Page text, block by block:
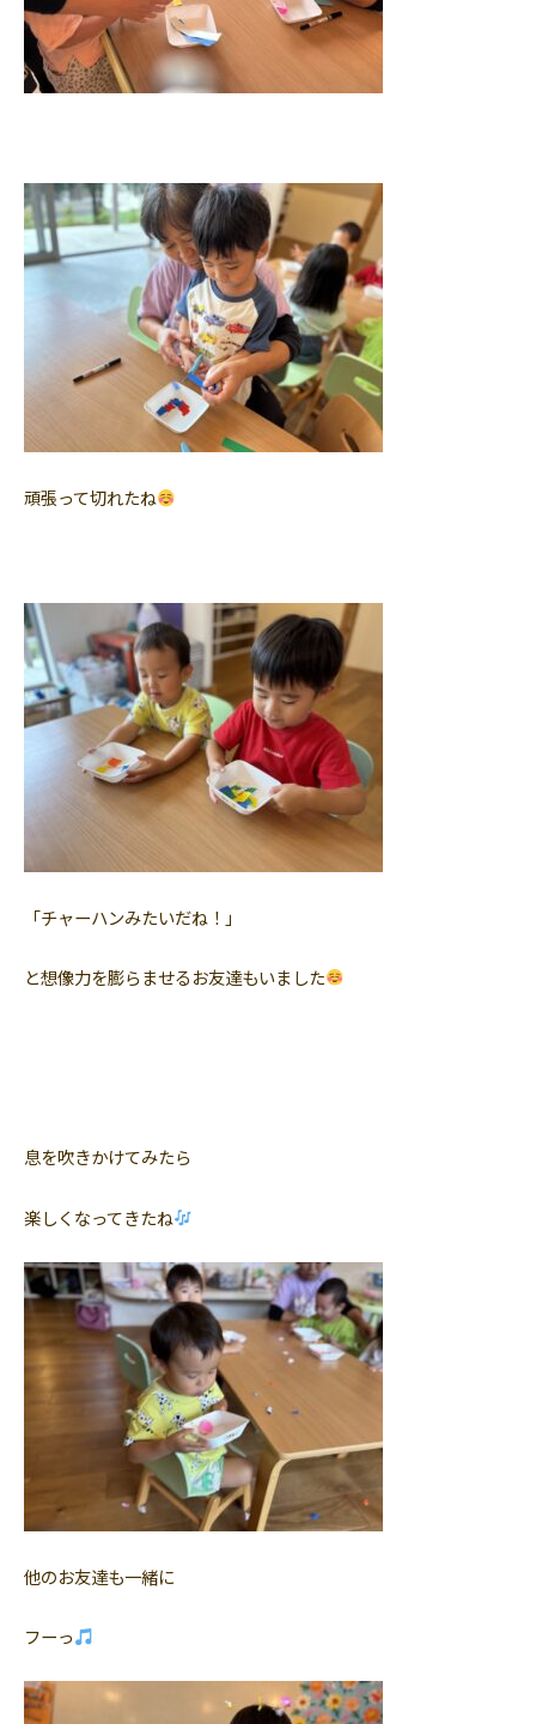
頑張って切れたね
「チャーハンみたいだね！」
と想像力を膨らませるお友達もいました
息を吹きかけてみたら
楽しくなってきたね
他のお友達も一緒に
フーっ